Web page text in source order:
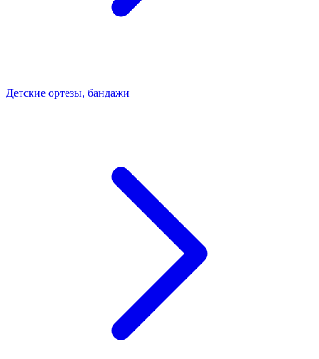
Детские ортезы, бандажи